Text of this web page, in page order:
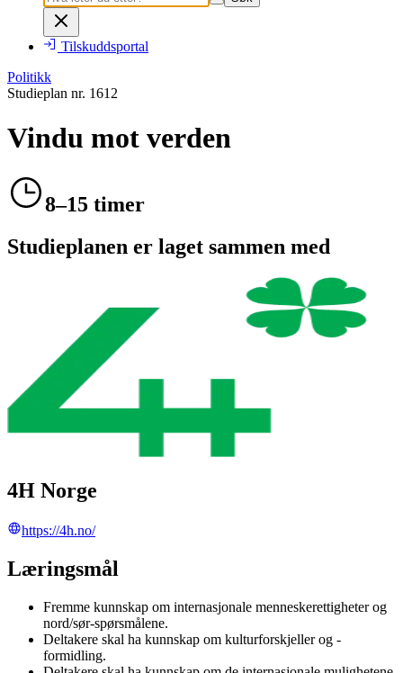
Tilskuddsportal
Politikk
Studieplan nr. 1612
Vindu mot verden
8–15 timer
Studieplanen er laget sammen med
4H Norge
https://4h.no/
Læringsmål
Fremme kunnskap om internasjonale menneskerettigheter og
nord/sør-spørsmålene.
Deltakere skal ha kunnskap om kulturforskjeller og -
formidling.